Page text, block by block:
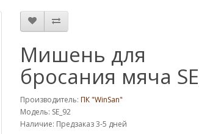
Мишень для
бросания мяча
Производитель: ПК "WinSan"
Модель: SE_92
Наличие: Предзаказ 3-5 дней